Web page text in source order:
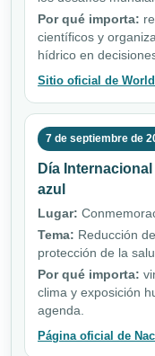
Por qué importa:
científicos y
hídrico en
Sitio oficial de World
7 de septiembre de
Día
azul
Lugar:
Tema: Reducción
protección de la
Por qué importa:
clima y exposición
agenda.
Página oficial de